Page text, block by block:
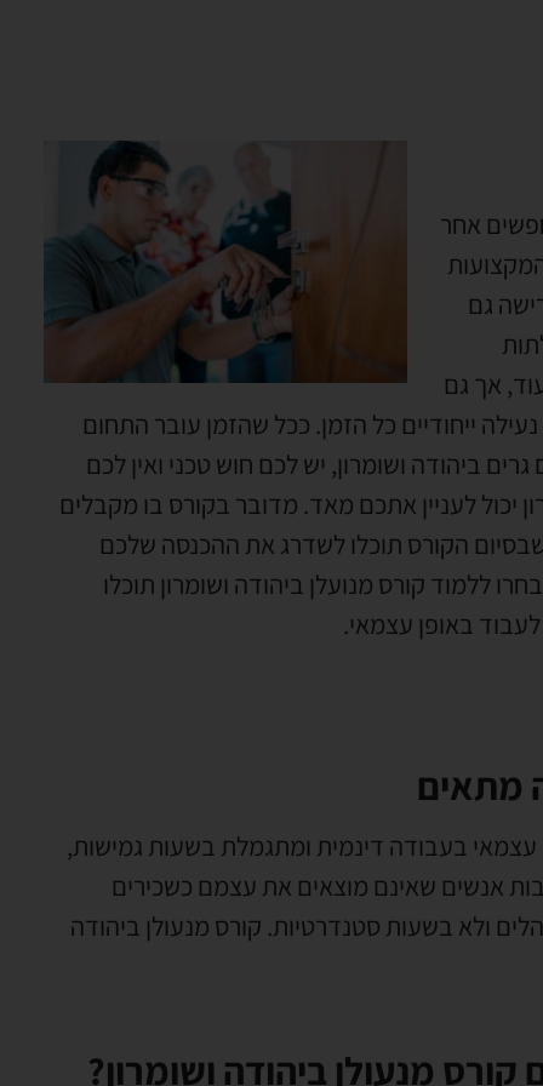
אחר
גם
, אך גם
ייחודיים כל הזמן. ככל שהזמן עובר התחום
ביהודה ושומרון, יש לכם חוש טכני ואין לכם
יכול לעניין אתכם מאד. מדובר בקורס בו מקבלים
הקורס תוכלו לשדרג את ההכנסה שלכם
ללמוד קורס מנועלן ביהודה ושומרון תוכלו
באופן עצמאי.
מתאים
בעבודה דינמית ומתגמלת בשעות גמישות,
אנשים שאינם מוצאים את עצמם כשכירים
ולא בשעות סטנדרטיות. קורס מנעולן ביהודה
קורס מנעולן ביהודה ושומרון?